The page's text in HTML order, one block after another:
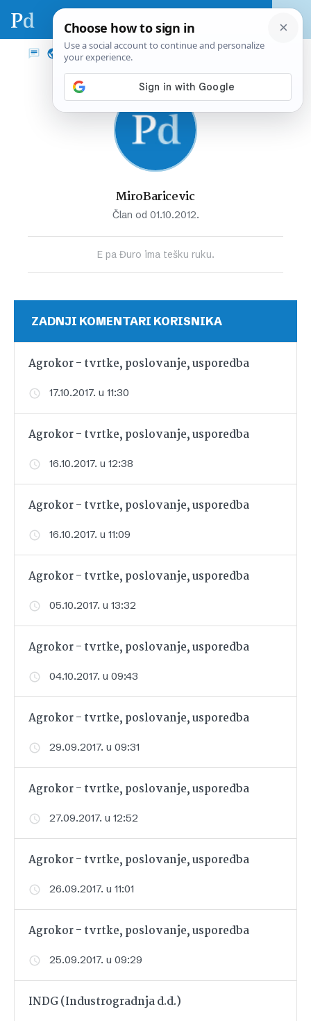
MiroBaricevic
Član od 01.10.2012.
E pa Đuro ima tešku ruku.
ZADNJI KOMENTARI KORISNIKA
Agrokor - tvrtke, poslovanje, usporedba
17.10.2017. u 11:30
Agrokor - tvrtke, poslovanje, usporedba
16.10.2017. u 12:38
Agrokor - tvrtke, poslovanje, usporedba
16.10.2017. u 11:09
Agrokor - tvrtke, poslovanje, usporedba
05.10.2017. u 13:32
Agrokor - tvrtke, poslovanje, usporedba
04.10.2017. u 09:43
Agrokor - tvrtke, poslovanje, usporedba
29.09.2017. u 09:31
Agrokor - tvrtke, poslovanje, usporedba
27.09.2017. u 12:52
Agrokor - tvrtke, poslovanje, usporedba
26.09.2017. u 11:01
Agrokor - tvrtke, poslovanje, usporedba
25.09.2017. u 09:29
INDG (Industrogradnja d.d.)